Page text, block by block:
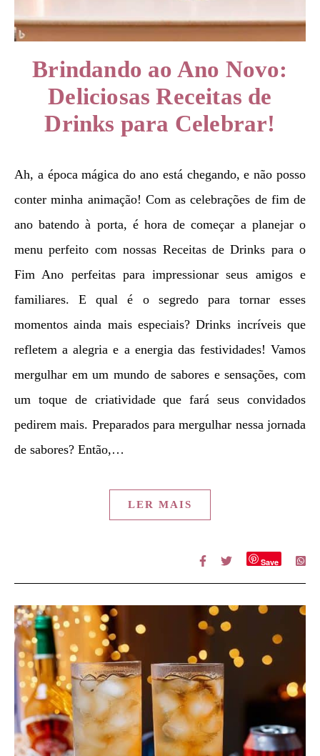
Brindando ao Ano Novo:
Deliciosas Receitas de
Drinks para Celebrar!
Ah, a época mágica do ano está chegando, e não posso
conter minha animação! Com as celebrações de fim de
ano batendo à porta, é hora de começar a planejar o
menu perfeito com nossas Receitas de Drinks para o
Fim Ano perfeitas para impressionar seus amigos e
familiares. E qual é o segredo para tornar esses
momentos ainda mais especiais? Drinks incríveis que
refletem a alegria e a energia das festividades! Vamos
mergulhar em um mundo de sabores e sensações, com
um toque de criatividade que fará seus convidados
pedirem mais. Preparados para mergulhar nessa jornada
de sabores? Então,…
LER MAIS
Save